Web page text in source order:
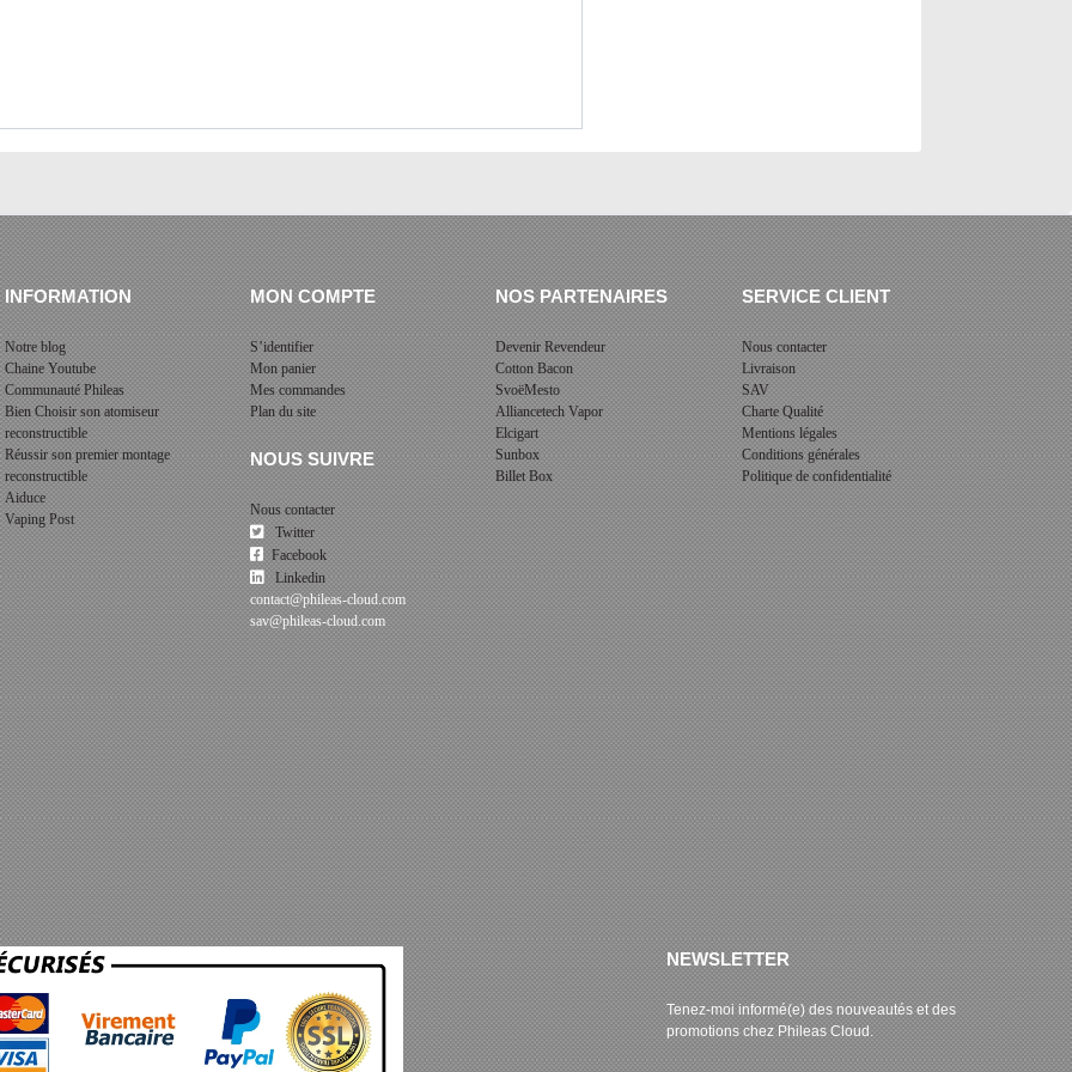
INFORMATION
Notre blog
Chaine Youtube
Communauté Phileas
Bien Choisir son atomiseur
reconstructible
Réussir son premier montage
reconstructible
Aiduce
Vaping Post
MON COMPTE
S’identifier
Mon panier
Mes commandes
Plan du site
NOUS SUIVRE
Nous contacter
Twitter
Facebook
Linkedin
contact@phileas-cloud.com
sav@phileas-cloud.com
NOS PARTENAIRES
Devenir Revendeur
Cotton Bacon
SvoëMesto
Alliancetech Vapor
Elcigart
Sunbox
Billet Box
SERVICE CLIENT
Nous contacter
Livraison
SAV
Charte Qualité
Mentions légales
Conditions générales
Politique de confidentialité
NEWSLETTER
Tenez-moi informé(e) des nouveautés et des
promotions chez Phileas Cloud.